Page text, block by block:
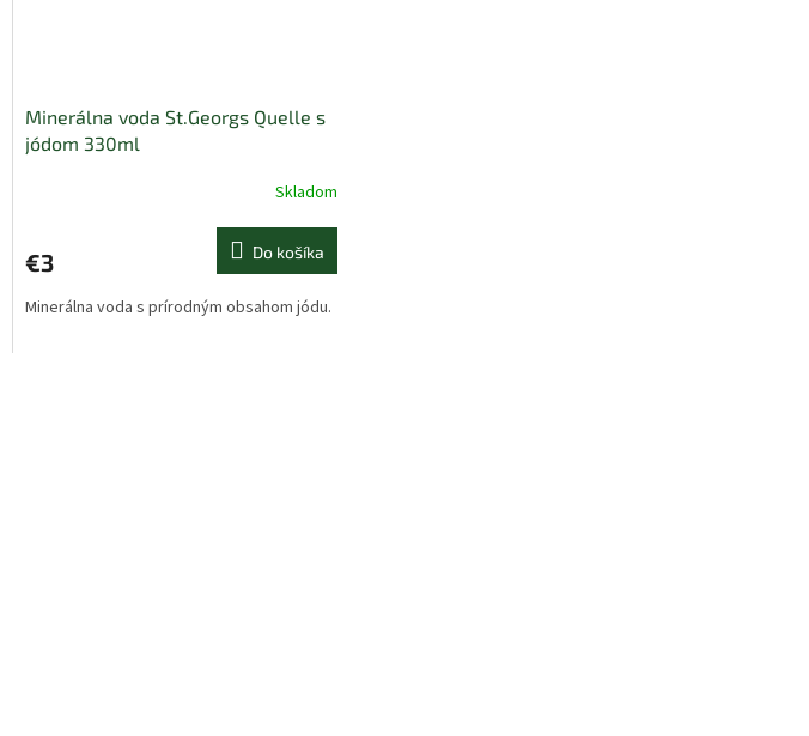
Minerálna voda St.Georgs Quelle s
jódom 330ml
Skladom
€3 Do košíka
Minerálna voda s prírodným obsahom jódu.